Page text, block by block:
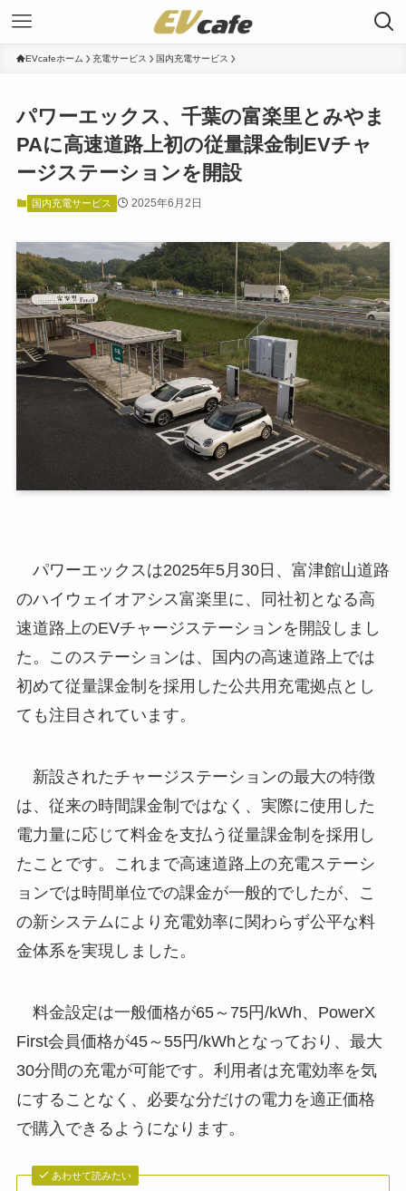
EVcafeホーム 充電サービス 国内充電サービス
パワーエックス、千葉の富楽里とみやま
PAに高速道路上初の従量課金制EVチャ
ージステーションを開設
国内充電サービス 2025年6月2日
パワーエックスは2025年5月30日、富津館山道路
のハイウェイオアシス富楽里に、同社初となる高
速道路上のEVチャージステーションを開設しまし
た。このステーションは、国内の高速道路上では
初めて従量課金制を採用した公共用充電拠点とし
ても注目されています。
新設されたチャージステーションの最大の特徴
は、従来の時間課金制ではなく、実際に使用した
電力量に応じて料金を支払う従量課金制を採用し
たことです。これまで高速道路上の充電ステーシ
ョンでは時間単位での課金が一般的でしたが、こ
の新システムにより充電効率に関わらず公平な料
金体系を実現しました。
料金設定は一般価格が65～75円/kWh、PowerX
First会員価格が45～55円/kWhとなっており、最大
30分間の充電が可能です。利用者は充電効率を気
にすることなく、必要な分だけの電力を適正価格
で購入できるようになります。
あわせて読みたい